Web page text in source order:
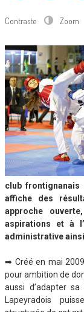
Contraste Zoom
club
affiche des
approche
aspirations et à
administrative
➡ Créé en mai
pour ambition de
aussi d’adapter
Lapeyradois